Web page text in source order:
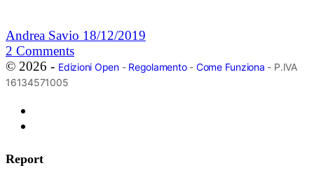
Andrea Savio 18/12/2019
2 Comments
© 2026 - Edizioni Open- Regolamento- Come Funziona - P.IVA
16134571005
Report